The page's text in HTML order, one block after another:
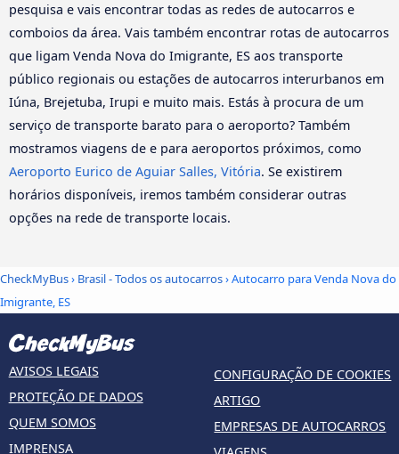
pesquisa e vais encontrar todas as redes de autocarros e
comboios da área. Vais também encontrar rotas de autocarros
que ligam Venda Nova do Imigrante, ES aos transporte
público regionais ou estações de autocarros interurbanos em
Iúna, Brejetuba, Irupi e muito mais. Estás à procura de um
serviço de transporte barato para o aeroporto? Também
mostramos viagens de e para aeroportos próximos, como
Aeroporto Eurico de Aguiar Salles, Vitória. Se existirem
horários disponíveis, iremos também considerar outras
opções na rede de transporte locais.
CheckMyBus› Brasil - Todos os autocarros› Autocarro para Venda Nova do
Imigrante, ES
AVISOS LEGAIS
PROTEÇÃO DE DADOS
QUEM SOMOS
IMPRENSA
CONFIGURAÇÃO DE COOKIES
ARTIGO
EMPRESAS DE AUTOCARROS